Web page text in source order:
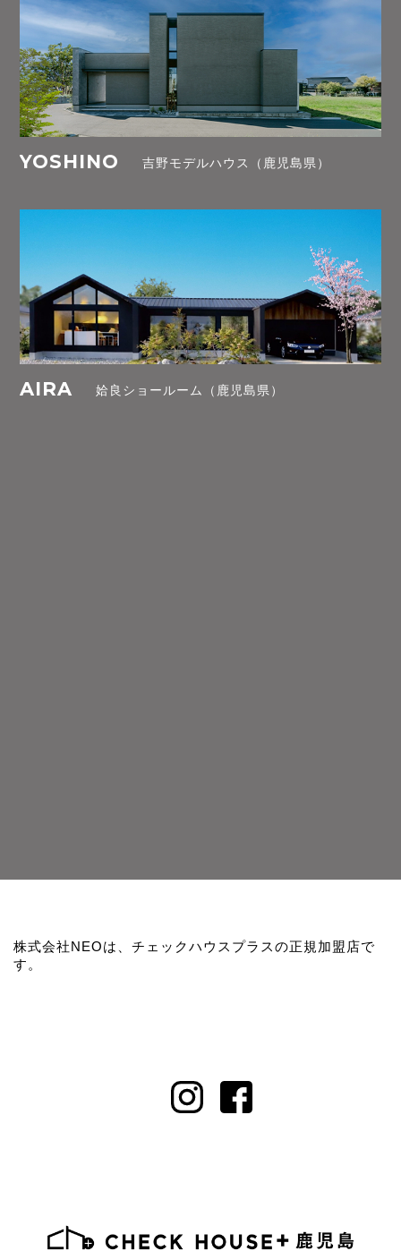
YOSHINO 吉野モデルハウス（鹿児島県）
AIRA 姶良ショールーム（鹿児島県）
株式会社NEOは、チェックハウスプラスの正規加盟店で
す。